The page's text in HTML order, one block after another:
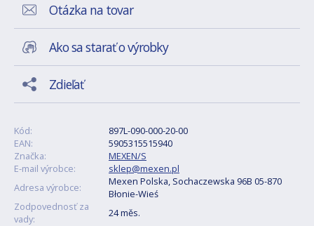
Otázka na tovar
Ako sa starať o výrobky
Zdieľať
Kód:
897L-090-000-20-00
EAN:
5905315515940
Značka:
MEXEN/S
E-mail výrobce:
sklep@mexen.pl
Adresa výrobce:
Mexen Polska, Sochaczewska 96B 05-870
Błonie-Wieś
Zodpovednosť za
vady:
24 měs.